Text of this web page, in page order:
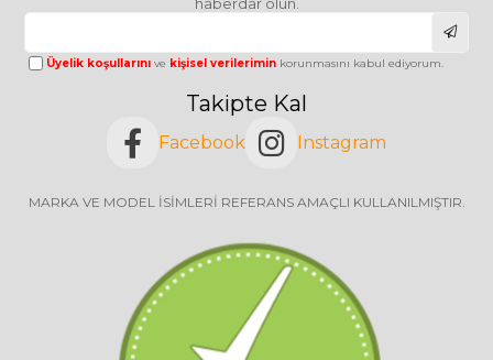
Üyelik koşullarını ve kişisel verilerimin korunmasını kabul ediyorum.
Takipte Kal
Facebook Instagram
MARKA VE MODEL İSİMLERİ REFERANS AMAÇLI KULLANILMIŞTIR.